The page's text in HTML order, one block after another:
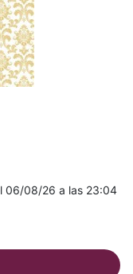
06/08/26 a las 23:04